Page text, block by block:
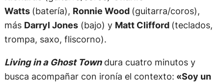
busca acompañar con ironía el contexto:
«Soy un
fantasma viviendo en una ciudad
fantasma»,
susurra Jagger mientras todo el